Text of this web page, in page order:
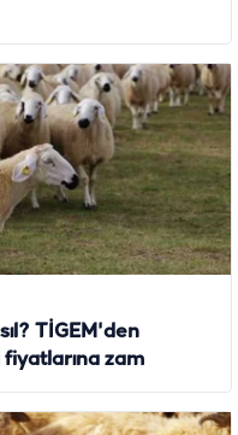
TİGEM'den
fiyatlarına zam